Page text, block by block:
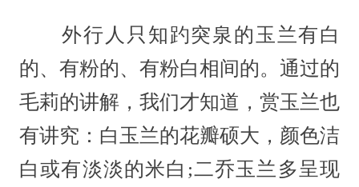
外行人只知趵突泉的玉兰有白
的、有粉的、有粉白相间的。通过的
毛莉的讲解，我们才知道，赏玉兰也
有讲究：白玉兰的花瓣硕大，颜色洁
白或有淡淡的米白;二乔玉兰多呈现